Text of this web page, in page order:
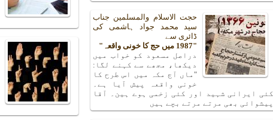
حجت الاسلام والمسلمین جناب
سید محمد جواد ہاشمی کی
ڈائری سے
"1987 میں حج کا خونی واقعہ"
دراصل مسعود کو خواب میں
دیکھا، مجھے سے کہنے لگا:
"ماں آج مکہ میں اس طرح کا
خونی واقعہ پیش آیا ہے۔
کئی ایرانی شہید اور کئی زخمی ہوے ہین۔ آقا
پیشوائی بھی مرتے مرتے بچے ہیں